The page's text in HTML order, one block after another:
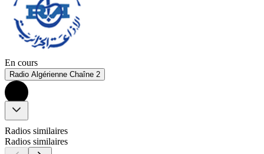
En cours
Radio Algérienne Chaîne 2
Radios similaires
Radios similaires